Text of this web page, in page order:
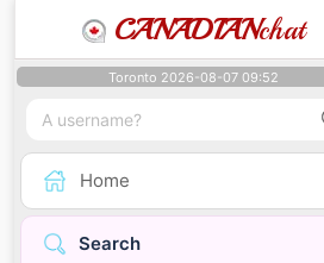
CANADIANchat
Toronto 2026-08-07 09:52
Home
Search